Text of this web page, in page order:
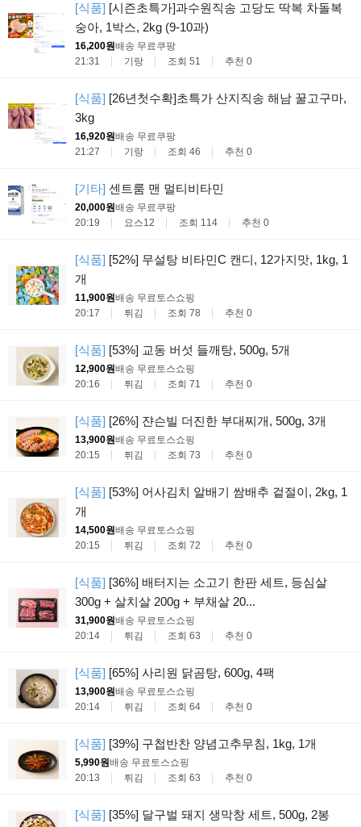
[식품] [시즌초특가]과수원직송 고당도 딱복 차돌복
숭아, 1박스, 2kg (9-10과)
16,200원배송 무료쿠팡
21:31
기랑 조회 51 추천 0
[식품] [26년첫수확]초특가 산지직송 해남 꿀고구마,
3kg
16,920원배송 무료쿠팡
21:27
기랑 조회 46 추천 0
[기타] 센트룸 맨 멀티비타민
20,000원배송 무료쿠팡
20:19
요스12 조회 114 추천 0
[식품] [52%] 무설탕 비타민C 캔디, 12가지맛, 1kg, 1
개
11,900원배송 무료토스쇼핑
20:17
튀김 조회 78 추천 0
[식품] [53%] 교동 버섯 들깨탕, 500g, 5개
12,900원배송 무료토스쇼핑
20:16
튀김 조회 71 추천 0
[식품] [26%] 쟌슨빌 더진한 부대찌개, 500g, 3개
13,900원배송 무료토스쇼핑
20:15
튀김 조회 73 추천 0
[식품] [53%] 어사김치 알배기 쌈배추 겉절이, 2kg, 1
개
14,500원배송 무료토스쇼핑
20:15
튀김 조회 72 추천 0
[식품] [36%] 배터지는 소고기 한판 세트, 등심살
300g + 살치살 200g + 부채살 20...
31,900원배송 무료토스쇼핑
20:14
튀김 조회 63 추천 0
[식품] [65%] 사리원 닭곰탕, 600g, 4팩
13,900원배송 무료토스쇼핑
20:14
튀김 조회 64 추천 0
[식품] [39%] 구첩반찬 양념고추무침, 1kg, 1개
5,990원배송 무료토스쇼핑
20:13
튀김 조회 63 추천 0
[식품] [35%] 달구벌 돼지 생막창 세트, 500g, 2봉